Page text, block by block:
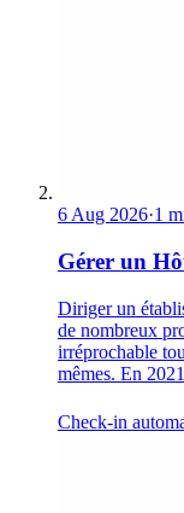
6 Aug 2026·1
Gérer un
Diriger un
de nombreux
irréprochable
mêmes. En
Check-in